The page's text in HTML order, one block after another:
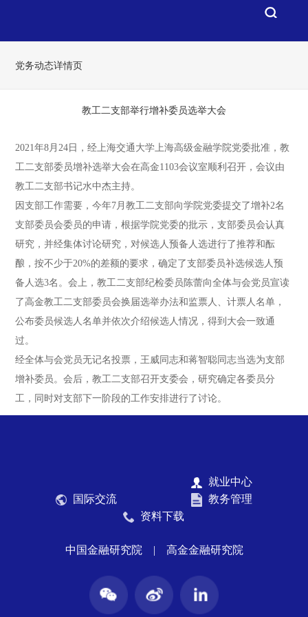
党务动态详情页
教工二支部举行增补委员选举大会
2021年8月24日，经上海交通大学上海高级金融学院党委批准，教
工二支部委员增补选举大会在高金1103会议室顺利召开，会议由
教工二支部书记水中杰主持。
因支部工作需要，今年7月教工二支部向学院党委提交了增补2名
支部委员会委员的申请，根据学院党委的批示，支部委员会认真
研究，并经集体讨论研究，对候选人预备人选进行了推荐和酝
酿，按不少于20%的差额的要求，确定了支部委员补选候选人预
备人选3名。会上，教工二支部纪检委员陈蕾向全体与会党员宣读
了高金教工二支部委员会换届选举办法和监票人、计票人名单，
公布委员候选人名单并依次介绍候选人情况，得到大会一致通
过。
经全体与会党员无记名投票，王威同志和蒋智聪同志当选为支部
增补委员。会后，教工二支部召开支委会，研究确定各委员分
工，同时对支部下一阶段的工作安排进行了讨论。
就业中心
国际交流
教务管理
资料下载
中国金融研究院 | 高金金融研究院